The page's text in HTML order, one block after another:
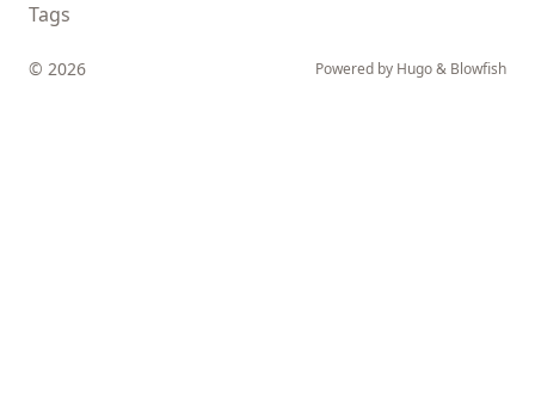
Tags
© 2026 Powered by Hugo& Blowfish